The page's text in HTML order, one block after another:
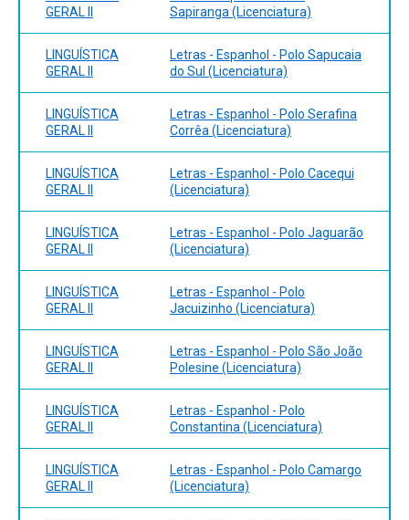
lexical na interpretação de texto. PEPSIC, Ciências e
http://pepsic.bvsalud.org/scielo.php?
script=sci_arttext&pid=S1806-58212005000300002.
Acesso em: 11 de fevereiro de 2025.
GERAL II
Sapiranga (Licenciatura)
LINGUÍSTICA
GERAL II
Letras - Espanhol - Polo Sapucaia
do Sul (Licenciatura)
LINGUÍSTICA
GERAL II
Letras - Espanhol - Polo Serafina
Corrêa (Licenciatura)
LINGUÍSTICA
GERAL II
Letras - Espanhol - Polo Cacequi
(Licenciatura)
LINGUÍSTICA
GERAL II
Letras - Espanhol - Polo Jaguarão
(Licenciatura)
LINGUÍSTICA
GERAL II
Letras - Espanhol - Polo
Jacuizinho (Licenciatura)
LINGUÍSTICA
GERAL II
Letras - Espanhol - Polo São João
Polesine (Licenciatura)
LINGUÍSTICA
GERAL II
Letras - Espanhol - Polo
Constantina (Licenciatura)
LINGUÍSTICA
GERAL II
Letras - Espanhol - Polo Camargo
(Licenciatura)